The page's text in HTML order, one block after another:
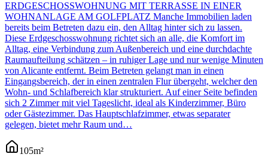
ERDGESCHOSSWOHNUNG MIT TERRASSE IN EINER
WOHNANLAGE AM GOLFPLATZ Manche Immobilien laden
bereits beim Betreten dazu ein, den Alltag hinter sich zu lassen.
Diese Erdgeschosswohnung richtet sich an alle, die Komfort im
Alltag, eine Verbindung zum Außenbereich und eine durchdachte
Raumaufteilung schätzen – in ruhiger Lage und nur wenige Minuten
von Alicante entfernt. Beim Betreten gelangt man in einen
Eingangsbereich, der in einen zentralen Flur übergeht, welcher den
Wohn- und Schlafbereich klar strukturiert. Auf einer Seite befinden
sich 2 Zimmer mit viel Tageslicht, ideal als Kinderzimmer, Büro
oder Gästezimmer. Das Hauptschlafzimmer, etwas separater
gelegen, bietet mehr Raum und…
105m²